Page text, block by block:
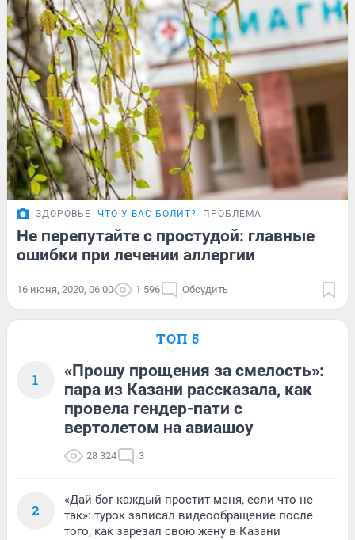
ЗДОРОВЬЕ ЧТО У ВАС БОЛИТ? ПРОБЛЕМА
Не перепутайте с простудой: главные
ошибки при лечении аллергии
16 июня, 2020, 06:00 1 596 Обсудить
ТОП 5
1
«Прошу прощения за смелость»:
пара из Казани рассказала, как
провела гендер-пати с
вертолетом на авиашоу
28 324 3
2
«Дай бог каждый простит меня, если что не
так»: турок записал видеообращение после
того, как зарезал свою жену в Казани